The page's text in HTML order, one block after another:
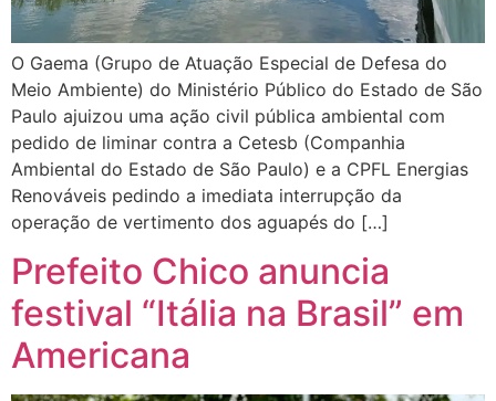
O Gaema (Grupo de Atuação Especial de Defesa do
Meio Ambiente) do Ministério Público do Estado de São
Paulo ajuizou uma ação civil pública ambiental com
pedido de liminar contra a Cetesb (Companhia
Ambiental do Estado de São Paulo) e a CPFL Energias
Renováveis pedindo a imediata interrupção da
operação de vertimento dos aguapés do […]
Prefeito Chico anuncia
festival “Itália na Brasil” em
Americana